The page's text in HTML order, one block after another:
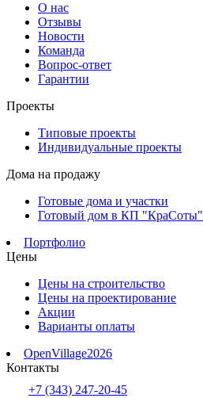
О нас
Отзывы
Новости
Команда
Вопрос-ответ
Гарантии
Проекты
Типовые проекты
Индивидуальные проекты
Дома на продажу
Готовые дома и участки
Готовый дом в КП "КраСоты"
Портфолио
Цены
Цены на строительство
Цены на проектирование
Акции
Варианты оплаты
OpenVillage2026
Контакты
+7 (343) 247-20-45